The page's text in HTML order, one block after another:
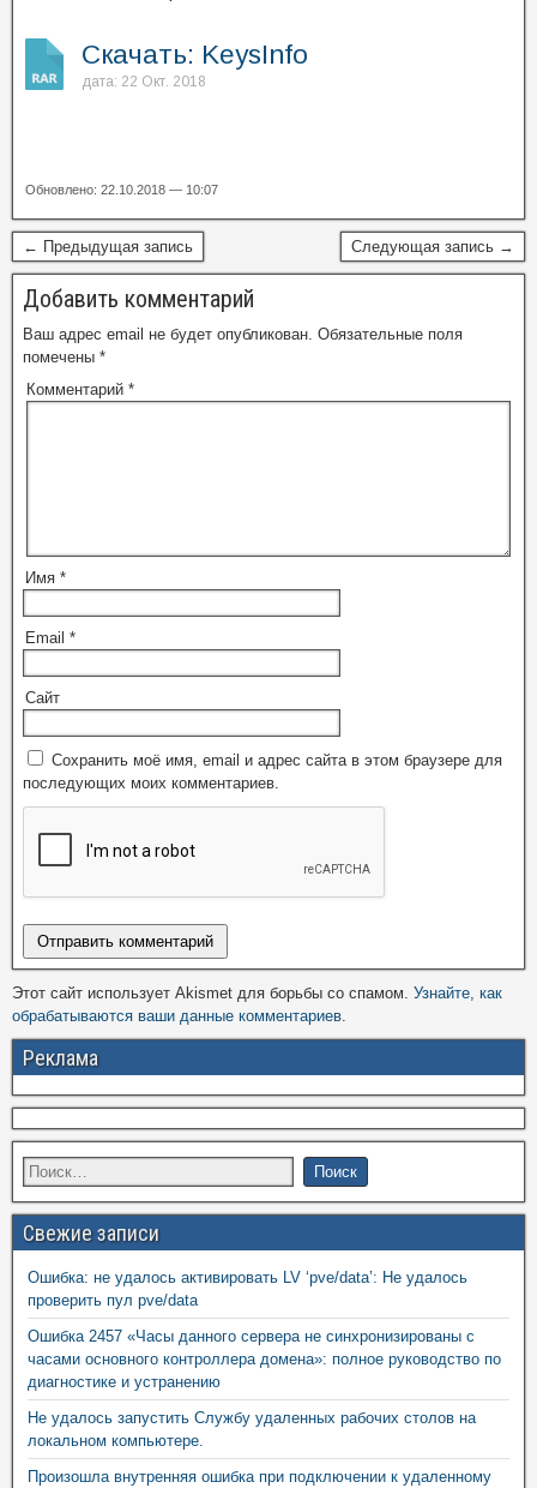
Скачать: KeysInfo
дата: 22 Окт. 2018
Обновлено: 22.10.2018 — 10:07
← Предыдущая запись Следующая запись →
Добавить комментарий
Ваш адрес email не будет опубликован. Обязательные поля
помечены *
Комментарий *
Имя *
Email *
Сайт
Сохранить моё имя, email и адрес сайта в этом браузере для
последующих моих комментариев.
Этот сайт использует Akismet для борьбы со спамом. Узнайте, как
обрабатываются ваши данные комментариев
Реклама
Свежие записи
Ошибка: не удалось активировать LV ‘pve/data’: Не удалось
проверить пул pve/data
Ошибка 2457 «Часы данного сервера не синхронизированы с
часами основного контроллера домена»: полное руководство по
диагностике и устранению
Не удалось запустить Службу удаленных рабочих столов на
локальном компьютере.
Произошла внутренняя ошибка при подключении к удаленному